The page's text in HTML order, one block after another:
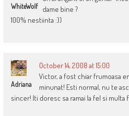
WhiteWolf
dame bine ?
100% nestiinta :))
Adriana
October 14, 2008 at 15:00
Victor, a fost chiar frumoasa
minunat! Esti normal, nu te
sincer! Iti doresc sa ramai la fel si multa